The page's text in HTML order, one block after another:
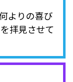
よりの喜び
拝見させて